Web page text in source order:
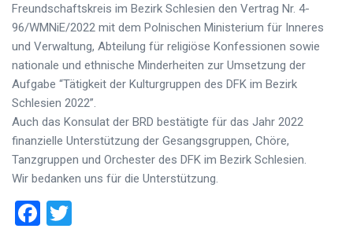
Freundschaftskreis im Bezirk Schlesien den Vertrag Nr. 4-
96/WMNiE/2022 mit dem Polnischen Ministerium für Inneres
und Verwaltung, Abteilung für religiöse Konfessionen sowie
nationale und ethnische Minderheiten zur Umsetzung der
Aufgabe “Tätigkeit der Kulturgruppen des DFK im Bezirk
Schlesien 2022”.
Auch das Konsulat der BRD bestätigte für das Jahr 2022
finanzielle Unterstützung der Gesangsgruppen, Chöre,
Tanzgruppen und Orchester des DFK im Bezirk Schlesien.
Wir bedanken uns für die Unterstützung.
Facebook